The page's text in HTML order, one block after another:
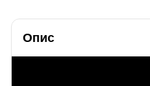
Опис